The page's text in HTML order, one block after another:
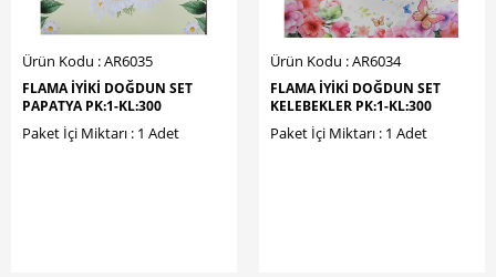
Ürün Kodu : AR6035
FLAMA İYİKİ DOĞDUN SET
PAPATYA PK:1-KL:300
Paket İçi Miktarı : 1 Adet
Ürün Kodu : AR6034
FLAMA İYİKİ DOĞDUN SET
KELEBEKLER PK:1-KL:300
Paket İçi Miktarı : 1 Adet